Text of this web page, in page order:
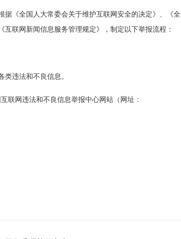
《全国人大常委会关于维护互联网安全的决定》、《全
联网新闻信息服务管理规定》，制定以下举报流程：
违法和不良信息。
联网违法和不良信息举报中心网站（网址：